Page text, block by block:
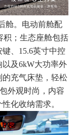
舱。电动前舱配
积；生态座舱包括
、15.6英寸中控
及6kW大功率外
充气床垫，轻松
外观时尚，内容
化收纳需求。